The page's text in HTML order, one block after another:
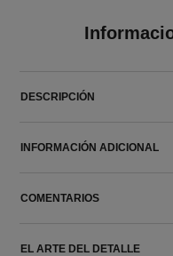
DESCRIPCIÓN
INFORMACIÓN ADICIONAL
COMENTARIOS
EL ARTE DEL DETALLE